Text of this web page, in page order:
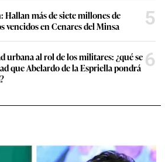
Hallan más de siete millones de
vencidos en Cenares del Minsa
5
urbana al rol de los militares: ¿qué se
que Abelardo de la Espriella pondrá 6